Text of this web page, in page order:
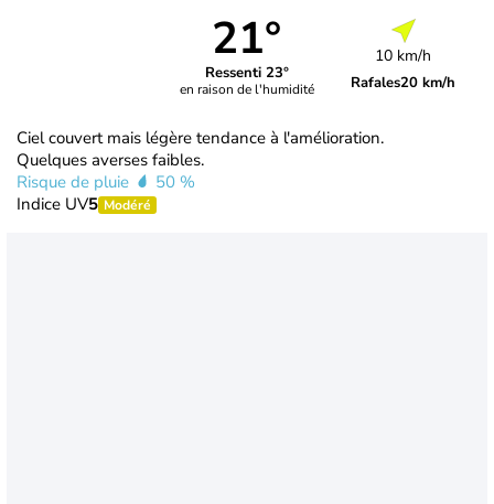
21°
Ressenti 23°
en raison de l'humidité
10 km/h
Rafales20 km/h
Ciel couvert mais légère tendance à l'amélioration.
Quelques averses faibles.
Risque de pluie
50 %
Indice UV5 Modéré